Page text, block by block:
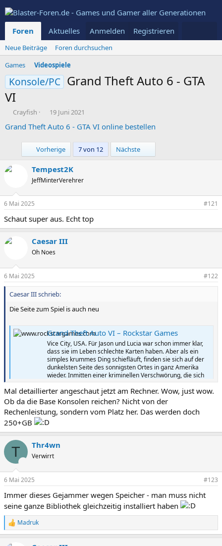
Foren Aktuelles Mitglieder
Anmelden Registrieren
Neue Beiträge
Foren durchsuchen
Games
Videospiele
Konsole/PC Grand Theft Auto 6 - GTA
VI
E
s
Crayfish
E
s
e
l
t
a
19 Juni 2021
Grand Theft Auto 6 - GTA VI online bestellen
Vorherige 7 von 12 Nächste
Tempest2K
JeffMinterVerehrer
6 Mai 2025 #121
Schaut super aus. Echt top
Caesar III
Oh Noes
6 Mai 2025 #122
Caesar III schrieb:
Die Seite zum Spiel is auch neu
Grand Theft Auto VI – Rockstar Games
Vice City, USA. Für Jason und Lucia war schon immer klar,
dass sie im Leben schlechte Karten haben. Aber als ein
simples krummes Ding schiefläuft, finden sie sich auf der
dunkelsten Seite des sonnigsten Ortes in ganz Amerika
wieder. Inmitten einer kriminellen Verschwörung, die sich
über den...
www.rockstargames.com
Mal detaillierter angeschaut jetzt am Rechner. Wow, just wow.
Ob da die Base Konsolen reichen? Nicht von der
Rechenleistung, sondern vom Platz her. Das werden doch
250+GB
T Thr4wn
Verwirrt
6 Mai 2025 #123
Immer dieses Gejammer wegen Speicher - man muss nicht
seine ganze Bibliothek gleichzeitig installiert haben
R
e
Madruk